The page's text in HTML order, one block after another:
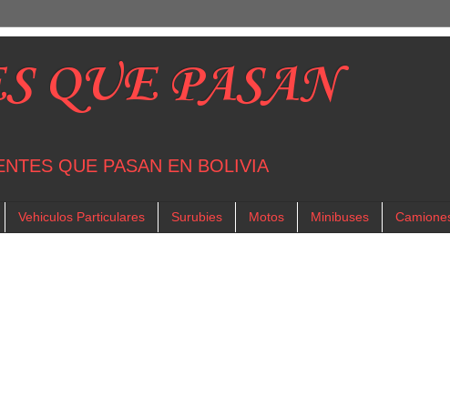
QUE PASAN
QUE PASAN EN BOLIVIA
Vehiculos Particulares Surubies Motos Minibuses